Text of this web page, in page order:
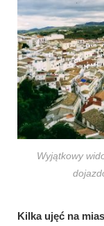
Wyjątkowy
Kilka ujęć na